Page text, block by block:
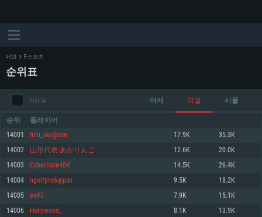
PC
메인 E-스포츠
순위표
지난 달 아케 리얼 시뮬
순위 플레이어
14001 finn_sky@psn 17.9K 35.3K
14002 山形代表-あかりんご 12.6K 20.0K
14003 Cybercore40K 14.5K 26.4K
14004 ngolfpro6@psn 9.5K 18.2K
14005 es#3 7.9K 15.1K
14006 Hollywood_ 8.1K 13.9K